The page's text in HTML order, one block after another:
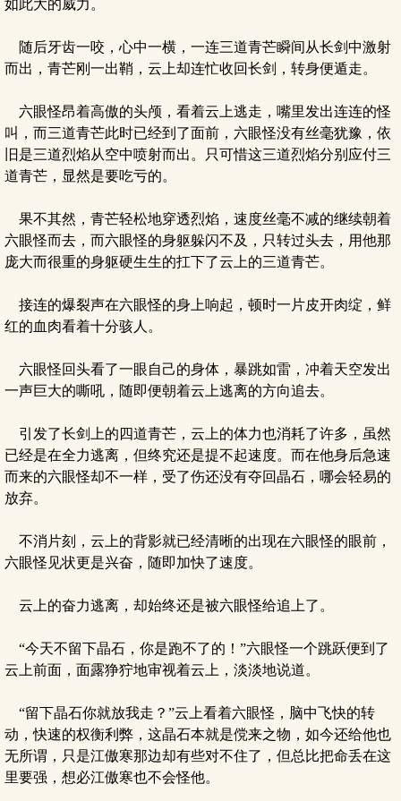
如此大的威力。
随后牙齿一咬，心中一横，一连三道青芒瞬间从长剑中激射
而出，青芒刚一出鞘，云上却连忙收回长剑，转身便遁走。
六眼怪昂着高傲的头颅，看着云上逃走，嘴里发出连连的怪
叫，而三道青芒此时已经到了面前，六眼怪没有丝毫犹豫，依
旧是三道烈焰从空中喷射而出。只可惜这三道烈焰分别应付三
道青芒，显然是要吃亏的。
果不其然，青芒轻松地穿透烈焰，速度丝毫不减的继续朝着
六眼怪而去，而六眼怪的身躯躲闪不及，只转过头去，用他那
庞大而很重的身躯硬生生的扛下了云上的三道青芒。
接连的爆裂声在六眼怪的身上响起，顿时一片皮开肉绽，鲜
红的血肉看着十分骇人。
六眼怪回头看了一眼自己的身体，暴跳如雷，冲着天空发出
一声巨大的嘶吼，随即便朝着云上逃离的方向追去。
引发了长剑上的四道青芒，云上的体力也消耗了许多，虽然
已经是在全力逃离，但终究还是提不起速度。而在他身后急速
而来的六眼怪却不一样，受了伤还没有夺回晶石，哪会轻易的
放弃。
不消片刻，云上的背影就已经清晰的出现在六眼怪的眼前，
六眼怪见状更是兴奋，随即加快了速度。
云上的奋力逃离，却始终还是被六眼怪给追上了。
“今天不留下晶石，你是跑不了的！”六眼怪一个跳跃便到了
云上前面，面露狰狞地审视着云上，淡淡地说道。
“留下晶石你就放我走？”云上看着六眼怪，脑中飞快的转
动，快速的权衡利弊，这晶石本就是傥来之物，如今还给他也
无所谓，只是江傲寒那边却有些对不住了，但总比把命丢在这
里要强，想必江傲寒也不会怪他。